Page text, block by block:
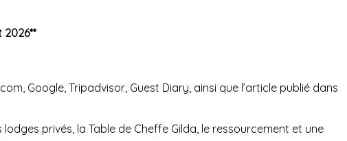
2026**
Google, Tripadvisor, Guest Diary, ainsi que l’article publié dans
privés, la Table de Cheffe Gilda, le ressourcement et une